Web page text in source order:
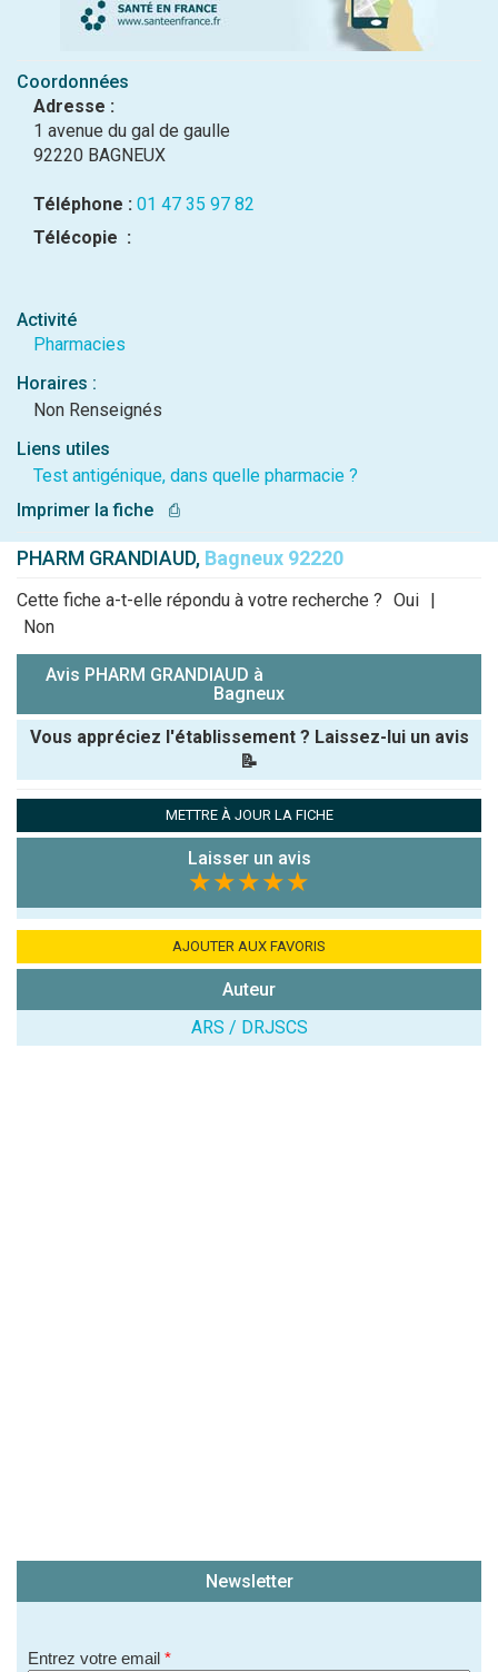
Coordonnées
Adresse :
1 avenue du gal de gaulle
92220 BAGNEUX
Téléphone : 01 47 35 97 82
Télécopie :
Activité
Pharmacies
Horaires :
Non Renseignés
Liens utiles
Test antigénique, dans quelle pharmacie ?
Imprimer la fiche
⎙
PHARM GRANDIAUD, Bagneux 92220
Cette fiche a-t-elle répondu à votre recherche ? Oui |
Non
Avis PHARM GRANDIAUD à
Bagneux
Vous appréciez l'établissement ? Laissez-lui un avis
📝
Note que vous souhaitez attribuer :
Antispam -
7x4 (en
METTRE À JOUR LA FICHE
Laisser un avis
★★★★★
AJOUTER AUX FAVORIS
Auteur
ARS / DRJSCS
Newsletter
Entrez votre email *